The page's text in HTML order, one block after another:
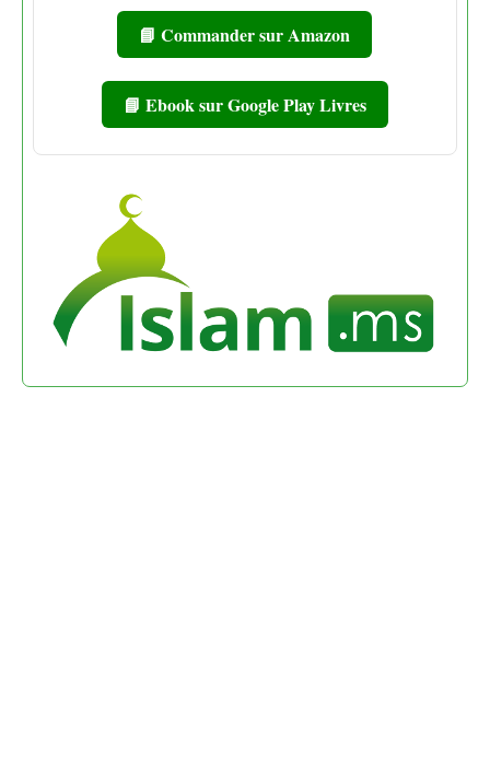
📘 Commander sur Amazon
📘 Ebook sur Google Play Livres